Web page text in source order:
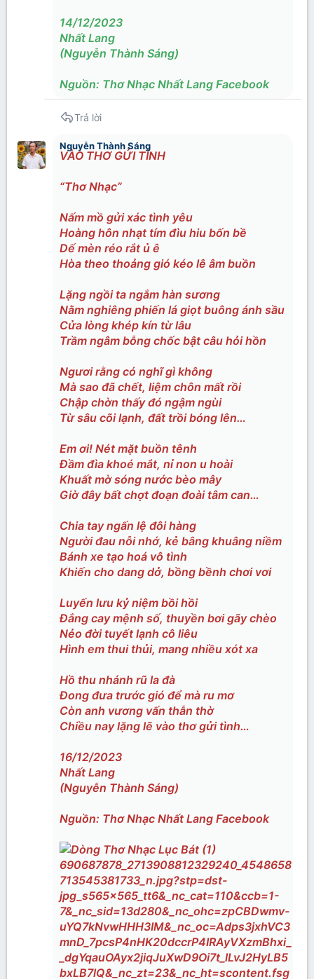
14/12/2023
Nhất Lang
(Nguyễn Thành Sáng)
Nguồn: Thơ Nhạc Nhất Lang Facebook
Trả lời
Nguyễn Thành Sáng
VÀO THƠ GỬI TÌNH
“Thơ Nhạc”
Nấm mồ gửi xác tình yêu
Hoàng hôn nhạt tím đìu hiu bốn bề
Dế mèn réo rắt ủ ê
Hòa theo thoảng gió kéo lê âm buồn
Lặng ngồi ta ngắm hàn sương
Nằm nghiêng phiến lá giọt buông ánh sầu
Cửa lòng khép kín từ lâu
Trầm ngâm bỗng chốc bật câu hỏi hồn
Ngươi rằng có nghĩ gì không
Mà sao đã chết, liệm chôn mất rồi
Chập chờn thấy đó ngậm ngùi
Từ sâu cõi lạnh, đất trồi bóng lên…
Em ơi! Nét mặt buồn tênh
Đầm đìa khoé mắt, nỉ non u hoài
Khuất mờ sóng nước bèo mây
Giờ đây bất chợt đoạn đoài tâm can…
Chia tay ngấn lệ đôi hàng
Người đau nỗi nhớ, kẻ bâng khuâng niềm
Bánh xe tạo hoá vô tình
Khiến cho dang dở, bồng bềnh chơi vơi
Luyến lưu kỷ niệm bồi hồi
Đắng cay mệnh số, thuyền bơi gãy chèo
Nẻo đời tuyết lạnh cô liêu
Hình em thui thủi, mang nhiều xót xa
Hồ thu nhánh rũ la đà
Đong đưa trước gió để mà ru mơ
Còn anh vương vấn thẫn thờ
Chiều nay lặng lẽ vào thơ gửi tình…
16/12/2023
Nhất Lang
(Nguyễn Thành Sáng)
Nguồn: Thơ Nhạc Nhất Lang Facebook